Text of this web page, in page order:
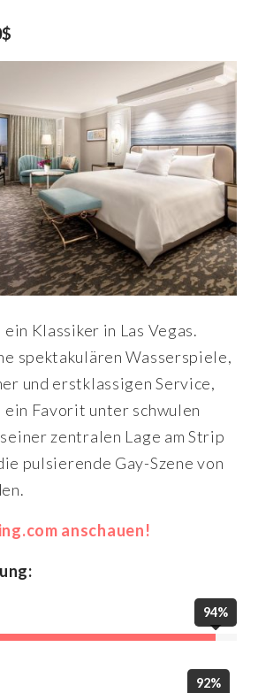
Klassiker in Las Vegas.
spektakulären Wasserspiele,
und erstklassigen Service,
Favorit unter schwulen
zentralen Lage am Strip
pulsierende Gay-Szene von
anschauen!
94%
92%